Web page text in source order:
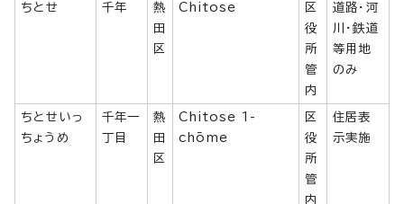
ちとせ 千年
熱
田
区
Chitose
区
役
所
管
内
道路・河
川・鉄道
等用地
のみ
ちとせいっ
ちょうめ
千年一
丁目
熱
田
区
Chitose 1-
chōme
区
役
所
管
内
住居表
示実施